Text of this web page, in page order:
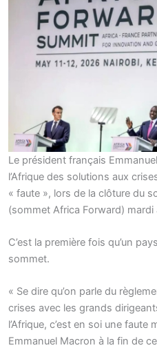
Le président français
l’Afrique des solutions aux
« faute », lors de la clôture du
(sommet Africa Forward) mardi
C’est la première fois qu’un
sommet.
« Se dire qu’on parle du
crises avec les grands
l’Afrique, c’est en soi une
Emmanuel Macron à la fin de